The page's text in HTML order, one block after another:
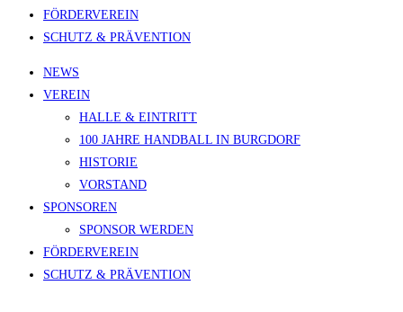
FÖRDERVEREIN
SCHUTZ & PRÄVENTION
NEWS
VEREIN
HALLE & EINTRITT
100 JAHRE HANDBALL IN BURGDORF
HISTORIE
VORSTAND
SPONSOREN
SPONSOR WERDEN
FÖRDERVEREIN
SCHUTZ & PRÄVENTION